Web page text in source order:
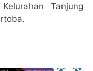
Tanjung